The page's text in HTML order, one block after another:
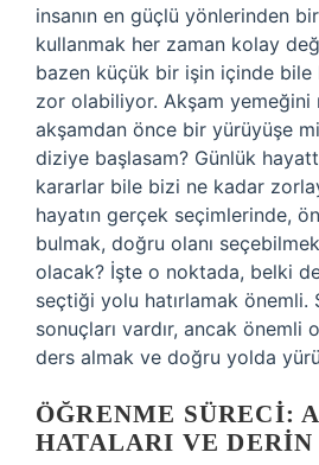
insanın en güçlü yönlerinden
kullanmak her zaman kolay
bazen küçük bir işin içinde
zor olabiliyor. Akşam yemeğini
akşamdan önce bir yürüyüşe
diziye başlasam? Günlük
kararlar bile bizi ne kadar
hayatın gerçek seçimlerinde,
bulmak, doğru olanı
olacak? İşte o noktada, belki
seçtiği yolu hatırlamak önemli.
sonuçları vardır, ancak önemli
ders almak ve doğru yolda
ÖĞRENME SÜRECI:
HATALARI VE